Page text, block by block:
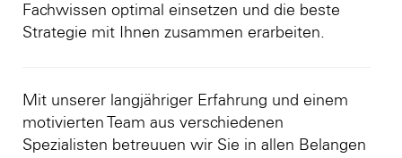
Fachwissen optimal einsetzen und die beste
Strategie mit Ihnen zusammen erarbeiten.
Mit unserer langjähriger Erfahrung und einem
motivierten Team aus verschiedenen
Spezialisten betreuuen wir Sie in allen Belangen